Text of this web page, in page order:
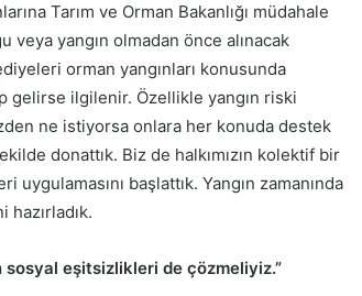
Tarım ve Orman Bakanlığı müdahale
veya yangın olmadan önce alınacak
orman yangınları konusunda
gelirse ilgilenir. Özellikle yangın riski
ne istiyorsa onlara her konuda destek
donattık. Biz de halkımızın kolektif bir
başlattık. Yangın zamanında
sosyal eşitsizlikleri de çözmeliyiz.”